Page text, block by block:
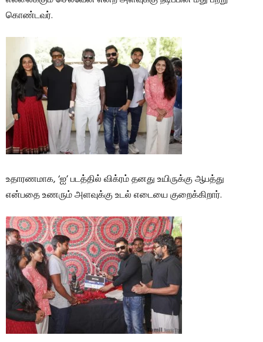
கொண்டவர்.
உதாரணமாக, ‘ஐ’ படத்தில் விக்ரம் தனது உயிருக்கு ஆபத்து
என்பதை உணரும் அளவுக்கு உடல் எடையை குறைக்கிறார்.